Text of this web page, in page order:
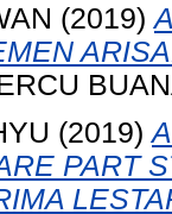
(2019)
(2019)
PART